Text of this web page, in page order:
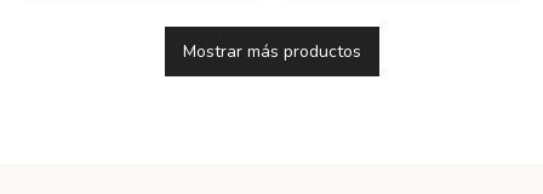
Mostrar más productos